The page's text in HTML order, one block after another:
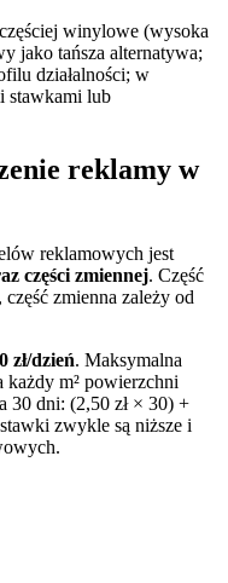
winylowe (wysoka
jako tańsza alternatywa;
działalności; w
stawkami lub
reklamy w
reklamowych jest
części zmiennej. Część
część zmienna zależy od
zł/dzień. Maksymalna
każdy m² powierzchni
30 dni: (2,50 zł × 30) +
zwykle są niższe i